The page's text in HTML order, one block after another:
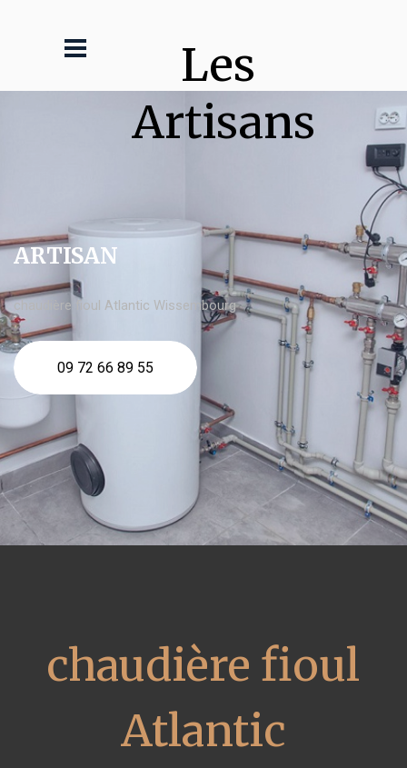
Les
Artisans
ARTISAN
chaudière fioul Atlantic Wissembourg
09 72 66 89 55
chaudière fioul
Atlantic